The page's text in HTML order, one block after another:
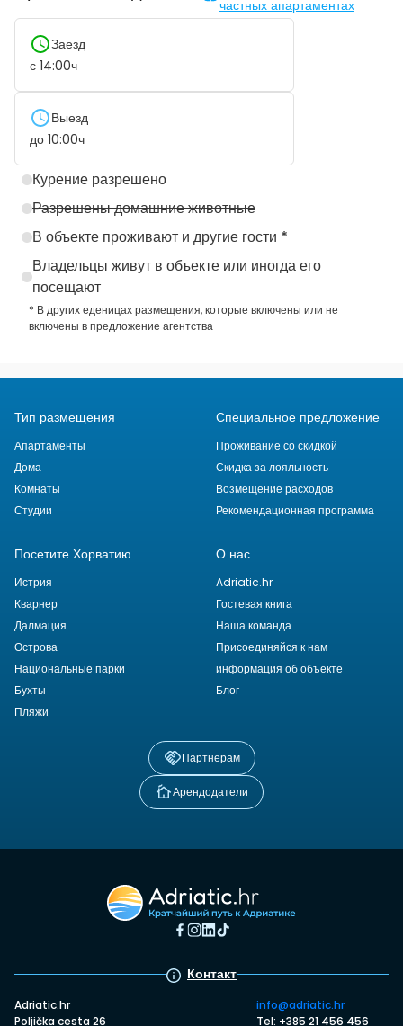
частных апартаментах
Заезд
с 14:00ч
Выезд
до 10:00ч
Курение разрешено
Разрешены домашние животные
В объекте проживают и другие гости *
Владельцы живут в объекте или иногда его
посещают
* В других еденицах размещения, которые включены или не
включены в предложение агентства
Тип размещения
Апартаменты
Дома
Комнаты
Студии
Специальное предложение
Проживание со скидкой
Скидка за лояльность
Возмещение расходов
Рекомендационная программа
Посетите Хорватию
Истрия
Кварнер
Далмация
Острова
Национальные парки
Бухты
Пляжи
О нас
Adriatic.hr
Гостевая книга
Наша команда
Присоединяйся к нам
информация об объекте
Блог
Партнерам
Арендодатели
Контакт
Adriatic.hr
Poljička cesta 26
info@adriatic.hr
Tel: +385 21 456 456